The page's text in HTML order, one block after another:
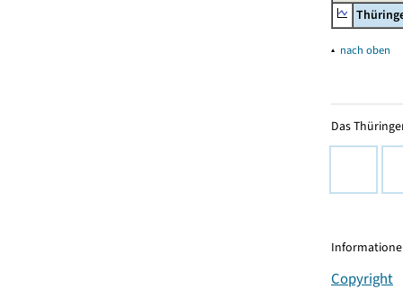
▴ nach oben
Das
Copyright